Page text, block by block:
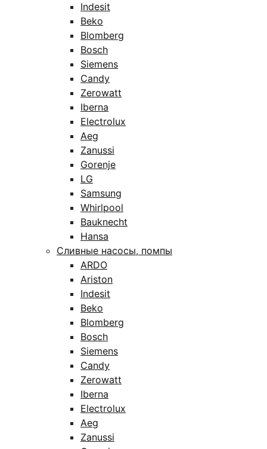
Indesit
Beko
Blomberg
Bosch
Siemens
Candy
Zerowatt
Iberna
Electrolux
Aeg
Zanussi
Gorenje
LG
Samsung
Whirlpool
Bauknecht
Hansa
Сливные насосы, помпы
ARDO
Ariston
Indesit
Beko
Blomberg
Bosch
Siemens
Candy
Zerowatt
Iberna
Electrolux
Aeg
Zanussi